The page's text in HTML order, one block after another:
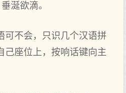
涎欲滴。
可不会，只识几个汉语拼
己座位上，按响话键向主